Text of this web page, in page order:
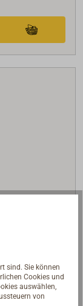
sind. Sie können
Cookies und
auswählen,
von